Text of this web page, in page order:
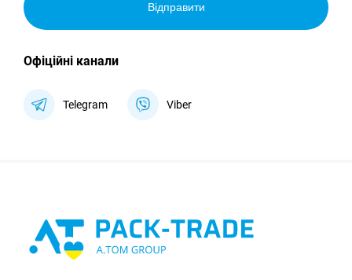
Відправити
Офіційні канали
Telegram Viber